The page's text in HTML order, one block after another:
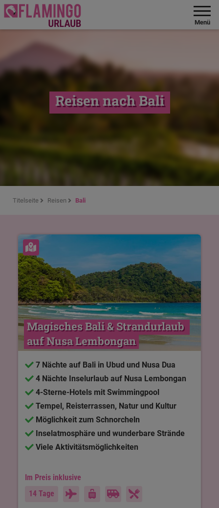
Menü
Reisen nach Bali
Titelseite Reisen Bali
Magisches Bali & Strandurlaub
auf Nusa Lembongan
7 Nächte auf Bali in Ubud und Nusa Dua
4 Nächte Inselurlaub auf Nusa Lembongan
4-Sterne-Hotels mit Swimmingpool
Tempel, Reisterrassen, Natur und Kultur
Möglichkeit zum Schnorcheln
Inselatmosphäre und wunderbare Strände
Viele Aktivitätsmöglichkeiten
Im Preis inklusive
14 Tage